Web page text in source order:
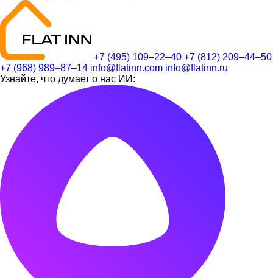
+7 (495) 109–22–40 +7 (812) 209–44–50
+7 (968) 989–87–14 info@flatinn.com info@flatinn.ru
Узнайте, что думает о нас ИИ: